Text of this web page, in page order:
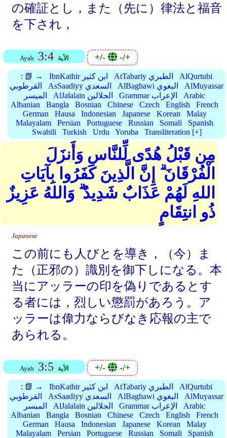
の確証とし，また（先に）律法と福音
を下され，
Ayah 3:4 الأية +/- -/+
: 📗 → IbnKathir ابن كثير AtTabariy الطبري
AlQurtubi
القرطوبي
AsSaadiyy السعدي AlBaghawi البغوي
AlMuyassar
الميسر
AlJalalain الجلالين Grammar الإعراب
Arabic
Albanian
Bangla Bosnian Chinese Czech English
French
German
Hausa Indonesian Japanese Korean
Malay
Malayalam
Persian Portuguese Russian Somali
Spanish
Swahili
Turkish Urdu Yoruba Transliteration [+]
مِن قَبْلُ هُدًى لِّلنَّاسِ وَأَنزَلَ
الْفُرْقَانَ ۗ إِنَّ الَّذِينَ كَفَرُوا بِآيَاتِ
اللهِ لَهُمْ عَذَابٌ شَدِيدٌ ۗ وَاللهُ عَزِيزٌ
ذُو انتِقَامٍ
Japanese
この前にも人びとを導き，（今）ま
た（正邪の）識別を御下しになる。本
当にアッラーの印を偽りであるとす
る者には，烈しい懲罰があろう。ア
ッラーは偉力ならびなき応報の主で
あられる。
Ayah 3:5 الأية +/- -/+
: 📗 → IbnKathir ابن كثير AtTabariy الطبري
AlQurtubi
القرطوبي
AsSaadiyy السعدي AlBaghawi البغوي
AlMuyassar
الميسر
AlJalalain الجلالين Grammar الإعراب
Arabic
Albanian
Bangla Bosnian Chinese Czech English
French
German
Hausa Indonesian Japanese Korean
Malay
Malayalam
Persian Portuguese Russian Somali
Spanish